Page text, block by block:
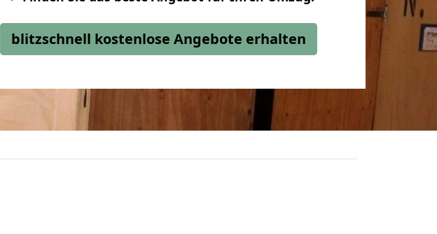
blitzschnell kostenlose Angebote erhalten